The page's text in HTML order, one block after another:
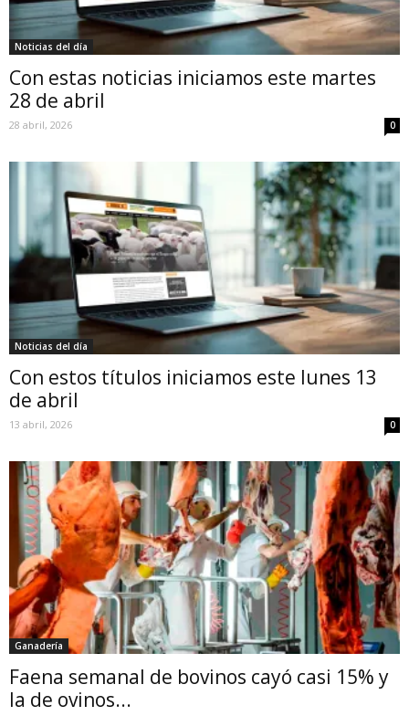
Noticias del día
Con estas noticias iniciamos este martes
28 de abril
28 abril, 2026 0
Noticias del día
Con estos títulos iniciamos este lunes 13
de abril
13 abril, 2026 0
Ganadería
Faena semanal de bovinos cayó casi 15% y
la de ovinos...